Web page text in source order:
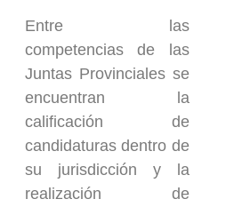
Entre las
competencias de las
Juntas Provinciales se
encuentran la
calificación de
candidaturas dentro de
su jurisdicción y la
realización de